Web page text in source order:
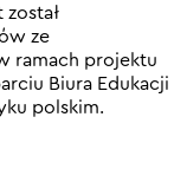
ze
ramach projektu
Biura Edukacji
polskim.